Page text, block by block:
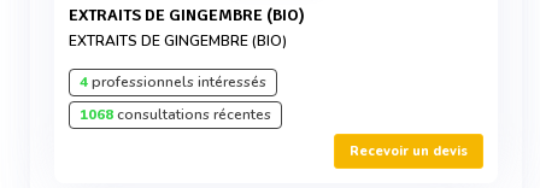
EXTRAITS DE GINGEMBRE (BIO)
EXTRAITS DE GINGEMBRE (BIO)
4professionnels intéressés
1068consultations récentes
Recevoir un devis